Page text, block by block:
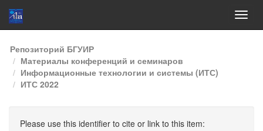
Skip
navigation
Репозиторий БГУИР
Материалы конференций и семинаров
Информационные технологии и системы (ИТС)
ИТС 2022
Please use this identifier to cite or link to this item: